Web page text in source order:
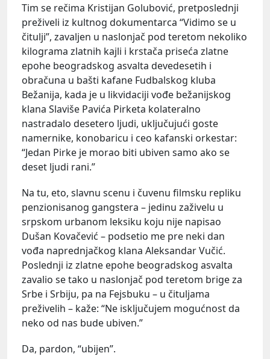
Tim se rečima Kristijan Golubović, pretposlednji
preživeli iz kultnog dokumentarca “Vidimo se u
čitulji”, zavaljen u naslonjač pod teretom nekoliko
kilograma zlatnih kajli i krstača priseća zlatne
epohe beogradskog asvalta devedesetih i
obračuna u bašti kafane Fudbalskog kluba
Bežanija, kada je u likvidaciji vođe bežanijskog
klana Slaviše Pavića Pirketa kolateralno
nastradalo desetero ljudi, uključujući goste
namernike, konobaricu i ceo kafanski orkestar:
“Jedan Pirke je morao biti ubiven samo ako se
deset ljudi rani.”
Na tu, eto, slavnu scenu i čuvenu filmsku repliku
penzionisanog gangstera – jedinu zaživelu u
srpskom urbanom leksiku koju nije napisao
Dušan Kovačević – podsetio me pre neki dan
vođa naprednjačkog klana Aleksandar Vučić.
Poslednji iz zlatne epohe beogradskog asvalta
zavalio se tako u naslonjač pod teretom brige za
Srbe i Srbiju, pa na Fejsbuku – u čituljama
preživelih – kaže: “Ne isključujem mogućnost da
neko od nas bude ubiven.”
Da, pardon, “ubijen”.